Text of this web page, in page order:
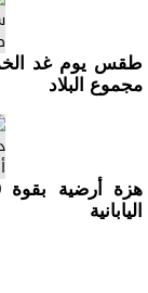
طقس يوم غد
مجموع البلاد
اليابانية